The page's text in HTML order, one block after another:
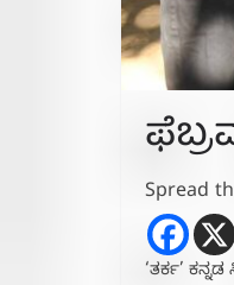
Spread
‘ತರ್ಕ’